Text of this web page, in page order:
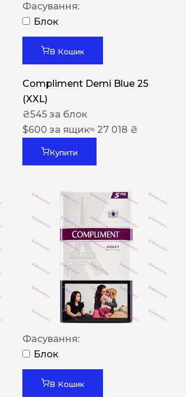
Фасування:
Блок
В Кошик
Compliment Demi Blue 25
(XXL)
₴545 за блок
$600 за ящик≈ 27 018 ₴
Купити
Фасування:
Блок
В Кошик